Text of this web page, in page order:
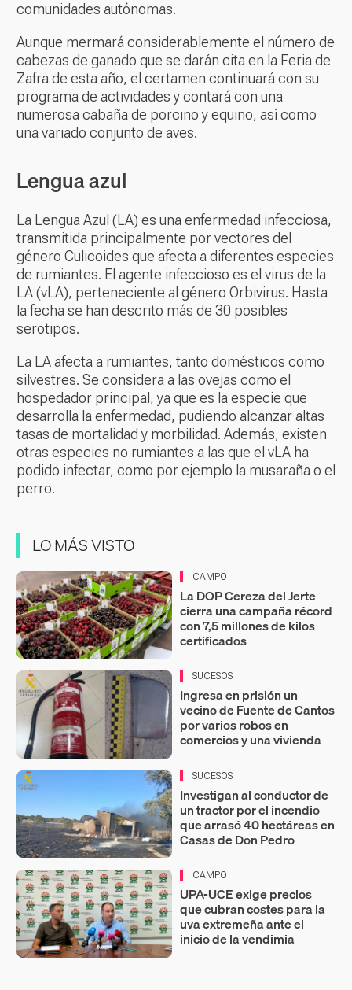
comunidades autónomas.
Aunque mermará considerablemente el número de
cabezas de ganado que se darán cita en la Feria de
Zafra de esta año, el certamen continuará con su
programa de actividades y contará con una
numerosa cabaña de porcino y equino, así como
una variado conjunto de aves.
Lengua azul
La Lengua Azul (LA) es una enfermedad infecciosa,
transmitida principalmente por vectores del
género Culicoides que afecta a diferentes especies
de rumiantes. El agente infeccioso es el virus de la
LA (vLA), perteneciente al género Orbivirus. Hasta
la fecha se han descrito más de 30 posibles
serotipos.
La LA afecta a rumiantes, tanto domésticos como
silvestres. Se considera a las ovejas como el
hospedador principal, ya que es la especie que
desarrolla la enfermedad, pudiendo alcanzar altas
tasas de mortalidad y morbilidad. Además, existen
otras especies no rumiantes a las que el vLA ha
podido infectar, como por ejemplo la musaraña o el
perro.
LO MÁS VISTO
CAMPO
La DOP Cereza del Jerte
cierra una campaña récord
con 7,5 millones de kilos
certificados
SUCESOS
Ingresa en prisión un
vecino de Fuente de Cantos
por varios robos en
comercios y una vivienda
SUCESOS
Investigan al conductor de
un tractor por el incendio
que arrasó 40 hectáreas en
Casas de Don Pedro
CAMPO
UPA-UCE exige precios
que cubran costes para la
uva extremeña ante el
inicio de la vendimia